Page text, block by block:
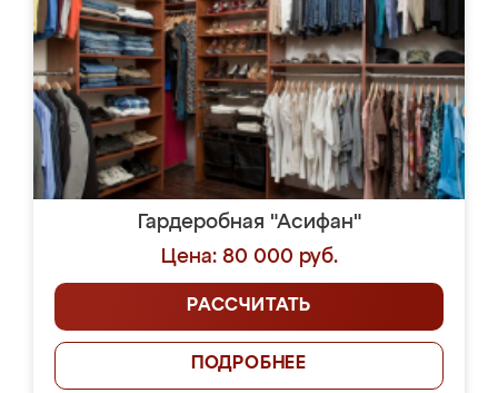
Гардеробная "Асифан"
Цена: 80 000 руб.
РАССЧИТАТЬ
ПОДРОБНЕЕ